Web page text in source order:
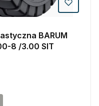
BARUM
8 /3.00 SIT